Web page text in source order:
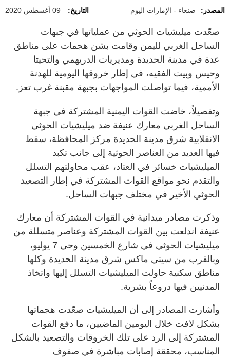
المصدر: صنعاء - الإمارات اليوم التاريخ: 09 أغسطس 2020
صعّدت ميليشيات الحوثي من عملياتها في جبهات
الساحل الغربي لليمن وقامت بشن هجمات على مناطق
عدة في مدينة الحديدة ومديريات الدريهمي والتحيتا
وحيس وبيت الفقيه، في إطار خروقها اليومية للهدنة
الأممية، فيما تواصلت المواجهات بجبهة مقبنة غرب تعز.
وتفصيلاً، خاضت القوات اليمنية المشتركة في جبهة
الساحل الغربي معارك عنيفة ضد ميليشيات الحوثي
الانقلابية شرق مدينة الحديدة مركز المحافظة، سقط
فيها العديد من العناصر الحوثية إلى جانب تكبد
الميليشيات خسائر في العتاد، عقب محاولتهم التسلل
والتقدم نحو مواقع القوات المشتركة في إطار التصعيد
الحوثي الأخير في مختلف جبهات الساحل.
وذكرت مصادر ميدانية في القوات المشتركة أن معارك
عنيفة اندلعت بين القوات المشتركة وعناصر متسللة من
ميليشيات الحوثي في شارع الخمسين وحي 7 يوليو،
وبالقرب من سيتي ماكس شرق مدينة الحديدة وكلها
مناطق سكنية حاولت الميليشيات التسلل إليها واتخاذ
المدنيين فيها دروعاً بشرية.
وأشارت المصادر إلى أن الميليشيات صعّدت هجماتها
بشكل لافت خلال اليومين الماضيين، ما دفع القوات
المشتركة إلى الرد على تلك الخروقات والتصعيد بالشكل
المناسب، محققة إصابات مباشرة في صفوف